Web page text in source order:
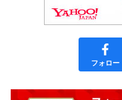
フォロー